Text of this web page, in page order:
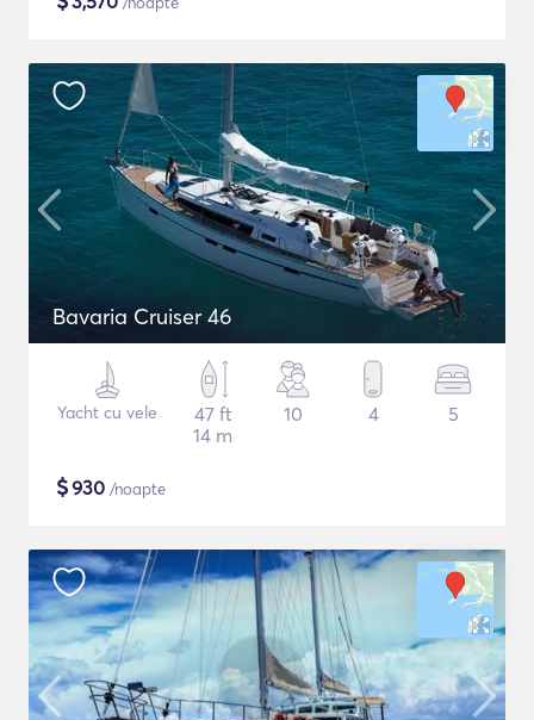
Bavaria Cruiser 46
Yacht cu vele
47 ft
14 m
10 4 5
$930 /noapte